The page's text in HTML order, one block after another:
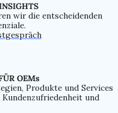
wir die entscheidenden
OEMs
Produkte und Services
und